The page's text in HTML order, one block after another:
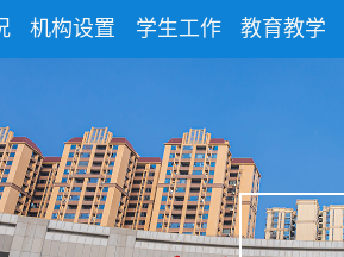
机构设置
职能部门
学生工作
新闻动态
团委
管理制度
学生风采
教育教学
教学制度
教学通知
教学动态